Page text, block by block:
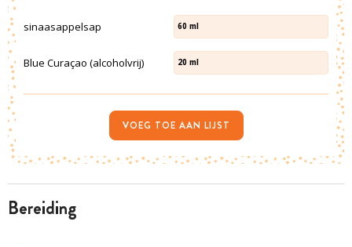
bereiding
sinaasappelsap 60 ml
Blue Curaçao (alcoholvrij) 20 ml
VOEG TOE AAN LIJST